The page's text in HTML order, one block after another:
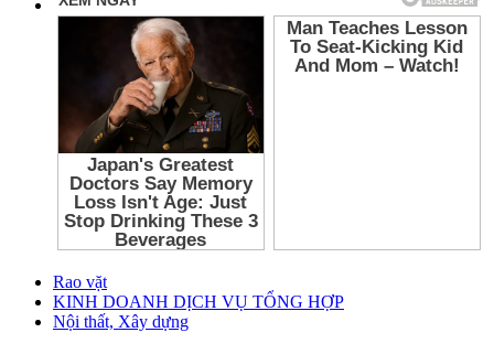
Rao vặt
KINH DOANH DỊCH VỤ TỔNG HỢP
Nội thất, Xây dựng